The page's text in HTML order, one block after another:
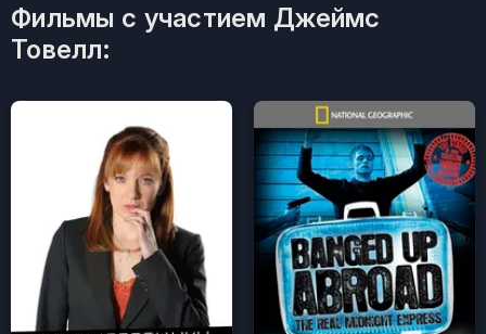
Фильмы с участием Джеймс
Товелл: